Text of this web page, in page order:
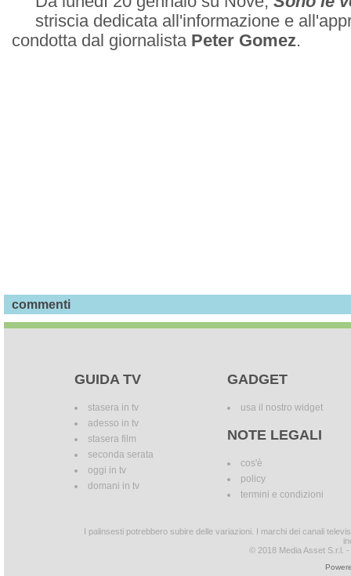
striscia dedicata all'informazione e
condotta dal giornalista Peter Gomez.
commenti
GUIDA TV
stasera in tv
adesso in tv
stasera film
seconda serata
oggi in tv
domani in tv
GADGET
usa il nostro widget
NOTE LEGALI
cos'è
policy
termini e condizioni
I palinsesti potrebbero subire delle variazioni. I marchi dei canali
© 2018 Media Asset S.r.l.